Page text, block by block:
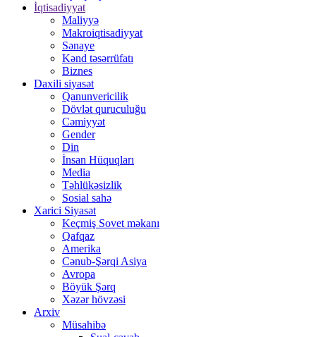
İqtisadiyyat
Maliyyə
Makroiqtisadiyyat
Sənaye
Kənd təsərrüfatı
Biznes
Daxili siyasət
Qanunvericilik
Dövlət quruculuğu
Cəmiyyət
Gender
Din
İnsan Hüquqları
Media
Təhlükəsizlik
Sosial sahə
Xarici Siyasət
Keçmiş Sovet məkanı
Qafqaz
Amerika
Cənub-Şərqi Asiya
Avropa
Böyük Şərq
Xəzər hövzəsi
Arxiv
Müsahibə